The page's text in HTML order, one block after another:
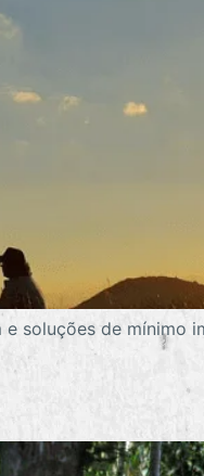
soluções de mínimo